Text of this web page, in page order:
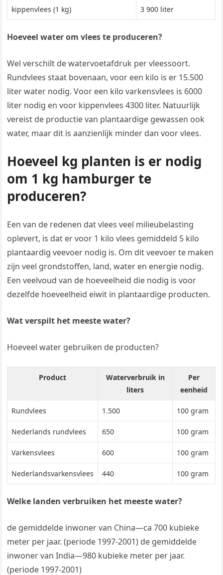
kippenvlees (1 kg) 3 900 liter
Hoeveel water om vlees te produceren?
Wel verschilt de watervoetafdruk per vleessoort.
Rundvlees staat bovenaan, voor een kilo is er 15.500
liter water nodig. Voor een kilo varkensvlees is 6000
liter nodig en voor kippenvlees 4300 liter. Natuurlijk
vereist de productie van plantaardige gewassen ook
water, maar dit is aanzienlijk minder dan voor vlees.
Hoeveel kg planten is er nodig
om 1 kg hamburger te
produceren?
Een van de redenen dat vlees veel milieubelasting
oplevert, is dat er voor 1 kilo vlees gemiddeld 5 kilo
plantaardig veevoer nodig is. Om dit veevoer te maken
zijn veel grondstoffen, land, water en energie nodig.
Een veelvoud van de hoeveelheid die nodig is voor
dezelfde hoeveelheid eiwit in plantaardige producten.
Wat verspilt het meeste water?
Hoeveel water gebruiken de producten?
Product
Waterverbruik in
liters
Per
eenheid
Rundvlees 1.500 100 gram
Nederlands rundvlees 650 100 gram
Varkensvlees 600 100 gram
Nederlandsvarkensvlees 440 100 gram
Welke landen verbruiken het meeste water?
de gemiddelde inwoner van China—ca 700 kubieke
meter per jaar. (periode 1997-2001) de gemiddelde
inwoner van India—980 kubieke meter per jaar.
(periode 1997-2001)